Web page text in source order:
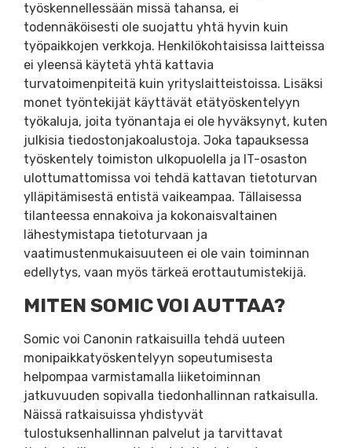
työskennellessään missä tahansa, ei
todennäköisesti ole suojattu yhtä hyvin kuin
työpaikkojen verkkoja. Henkilökohtaisissa laitteissa
ei yleensä käytetä yhtä kattavia
turvatoimenpiteitä kuin yrityslaitteistoissa. Lisäksi
monet työntekijät käyttävät etätyöskentelyyn
työkaluja, joita työnantaja ei ole hyväksynyt, kuten
julkisia tiedostonjakoalustoja. Joka tapauksessa
työskentely toimiston ulkopuolella ja IT-osaston
ulottumattomissa voi tehdä kattavan tietoturvan
ylläpitämisestä entistä vaikeampaa. Tällaisessa
tilanteessa ennakoiva ja kokonaisvaltainen
lähestymistapa tietoturvaan ja
vaatimustenmukaisuuteen ei ole vain toiminnan
edellytys, vaan myös tärkeä erottautumistekijä.
MITEN SOMIC VOI AUTTAA?
Somic voi Canonin ratkaisuilla tehdä uuteen
monipaikkatyöskentelyyn sopeutumisesta
helpompaa varmistamalla liiketoiminnan
jatkuvuuden sopivalla tiedonhallinnan ratkaisulla.
Näissä ratkaisuissa yhdistyvät
tulostuksenhallinnan palvelut ja tarvittavat